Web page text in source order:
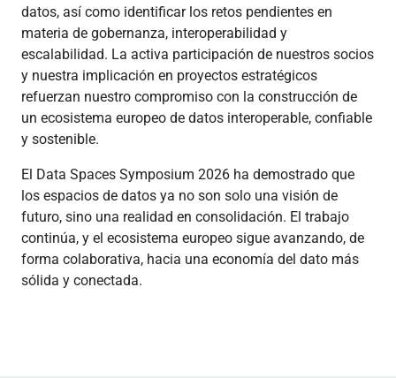
datos, así como identificar los retos pendientes en
materia de gobernanza, interoperabilidad y
escalabilidad. La activa participación de nuestros socios
y nuestra implicación en proyectos estratégicos
refuerzan nuestro compromiso con la construcción de
un ecosistema europeo de datos interoperable, confiable
y sostenible.
El Data Spaces Symposium 2026 ha demostrado que
los espacios de datos ya no son solo una visión de
futuro, sino una realidad en consolidación. El trabajo
continúa, y el ecosistema europeo sigue avanzando, de
forma colaborativa, hacia una economía del dato más
sólida y conectada.